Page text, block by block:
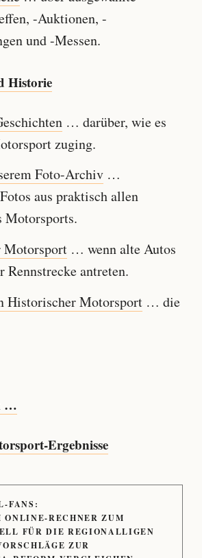
-Auktionen, -
und -Messen.
Historie
… darüber, wie es
zuging.
Foto-Archiv…
aus praktisch allen
Motorsports.
Motorsport… wenn alte Autos
Rennstrecke antreten.
Historischer Motorsport… die
…
Ergebnisse
FANS:
ONLINE-RECHNER ZUM
FÜR DIE REGIONALLIGEN
ZUR